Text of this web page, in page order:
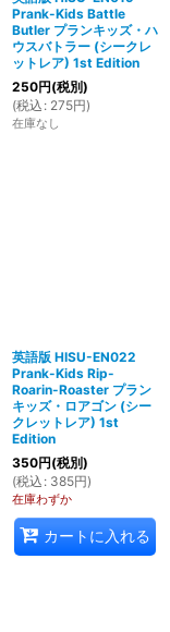
Prank-Kids Battle
Butler プランキッズ・ハ
ウスバトラー (シークレ
ットレア) 1st Edition
250円(税別)
(税込 : 275円)
在庫なし
英語版 HISU-EN022
Prank-Kids Rip-
Roarin-Roaster プラン
キッズ・ロアゴン (シー
クレットレア) 1st
Edition
350円(税別)
(税込 : 385円)
在庫わずか
カートに入れる